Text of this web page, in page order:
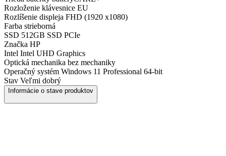
Rozloženie klávesnice EU
Rozlíšenie displeja FHD (1920 x1080)
Farba strieborná
SSD 512GB SSD PCIe
Značka HP
Intel Intel UHD Graphics
Optická mechanika bez mechaniky
Operačný systém Windows 11 Professional 64-bit
Stav Veľmi dobrý
Informácie o stave produktov